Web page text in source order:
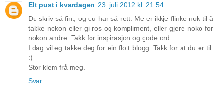
EIt pust i kvardagen 23. juli 2012 kl. 21:54
Du skriv så fint, og du har så rett. Me er ikkje flinke nok til å
takke nokon eller gi ros og kompliment, eller gjere noko for
nokon andre. Takk for inspirasjon og gode ord.
I dag vil eg takke deg for ein flott blogg. Takk for at du er til.
:)
Stor klem frå meg.
Svar